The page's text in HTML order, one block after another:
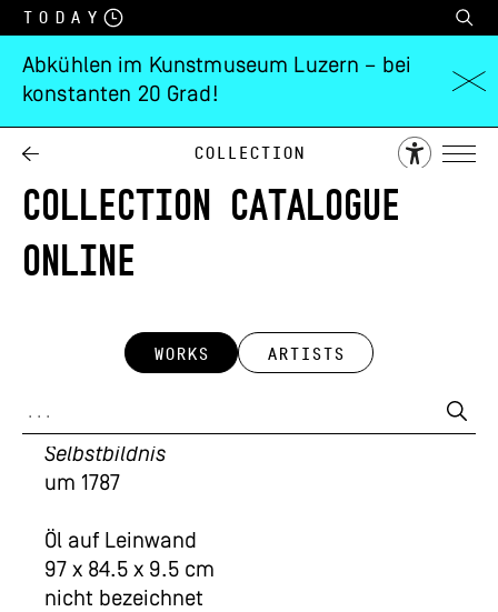
Today
Abkühlen im Kunstmuseum Luzern – bei
konstanten 20 Grad!
Collection
COLLECTION CATALOGUE
ONLINE
WORKS ARTISTS
Selbstbildnis
um 1787
Öl auf Leinwand
97 x 84.5 x 9.5 cm
nicht bezeichnet